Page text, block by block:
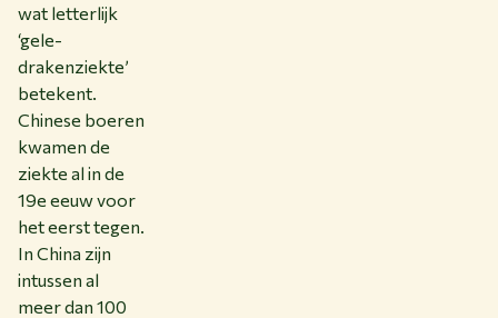
wat letterlijk
‘gele-
drakenziekte’
betekent.
Chinese boeren
kwamen de
ziekte al in de
19e eeuw voor
het eerst tegen.
In China zijn
intussen al
meer dan 100